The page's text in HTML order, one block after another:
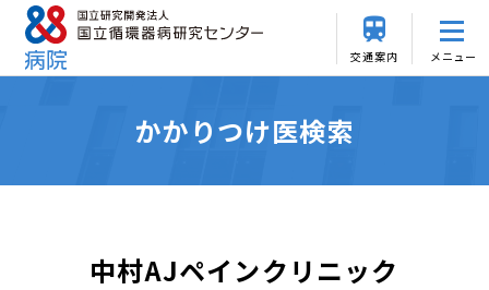
交通案内 メニュー
かかりつけ医検索
中村AJペインクリニック